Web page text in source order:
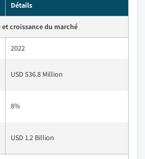
Détails
et croissance du marché
2022
USD 536.8 Million
8%
USD 1.2 Billion